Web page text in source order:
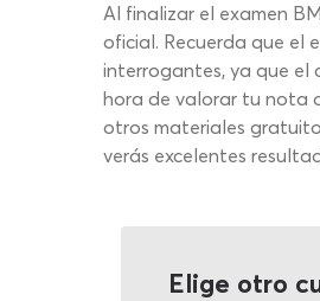
Al finalizar el examen
oficial. Recuerda que el
interrogantes, ya que el
hora de valorar tu nota
otros materiales
verás excelentes
Elige otro